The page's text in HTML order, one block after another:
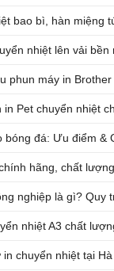
bao bì, hàn miệng
nhiệt lên vải bền
phun máy in
Pet chuyển nhiệt
bóng đá: Ưu điểm &
hãng, chất
nghiệp là gì? Quy
nhiệt A3 chất
chuyển nhiệt tại